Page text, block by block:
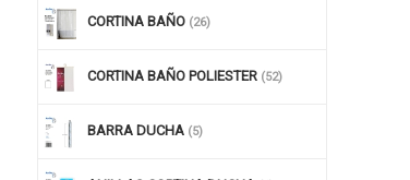
CORTINA BAÑO (26)
CORTINA BAÑO POLIESTER (52)
BARRA DUCHA (5)